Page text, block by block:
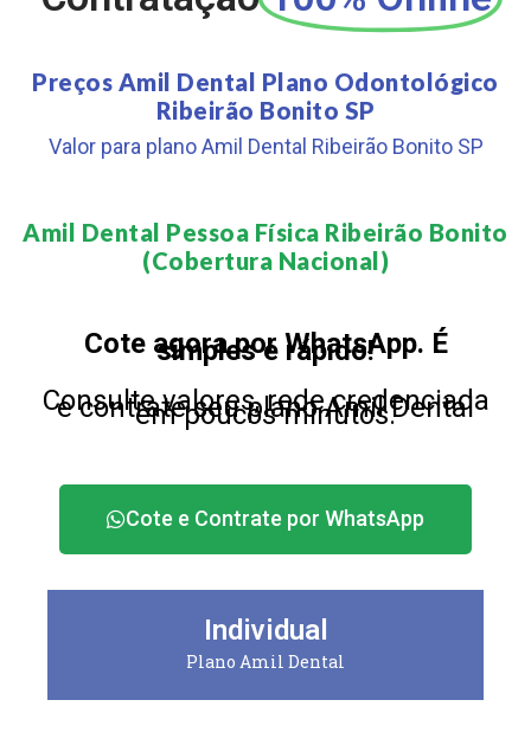
Preços Amil Dental Plano Odontológico
Ribeirão Bonito SP
Valor para plano Amil Dental Ribeirão Bonito SP
Amil Dental Pessoa Física Ribeirão Bonito
(Cobertura Nacional)​
Cote agora por WhatsApp. É
simples e rápido!
Consulte valores, rede credenciada
e contrate seu plano Amil Dental
em poucos minutos.
Cote e Contrate por WhatsApp
Individual
Plano Amil Dental